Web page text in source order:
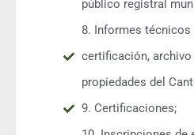
público registral
8. Informes
certificación,
propiedades del
9. Certificaciones;